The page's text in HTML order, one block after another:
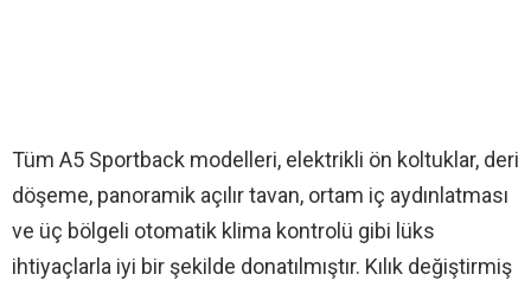
Tüm A5 Sportback modelleri, elektrikli ön koltuklar, deri
döşeme, panoramik açılır tavan, ortam iç aydınlatması
ve üç bölgeli otomatik klima kontrolü gibi lüks
ihtiyaçlarla iyi bir şekilde donatılmıştır. Kılık değiştirmiş